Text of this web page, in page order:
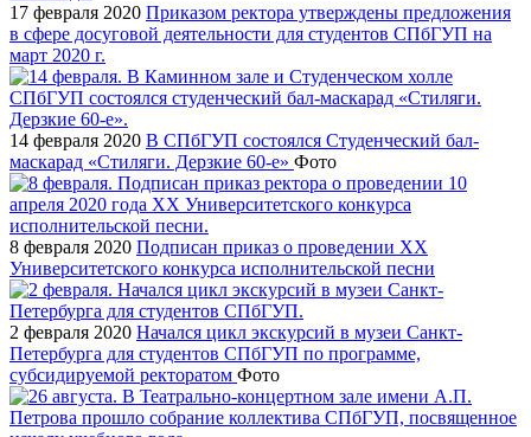
17 февраля 2020 Приказом ректора утверждены предложения
в сфере досуговой деятельности для студентов СПбГУП на
март 2020 г.
14 февраля 2020 В СПбГУП состоялся Студенческий бал-
маскарад «Стиляги. Дерзкие 60-е» Фото
8 февраля 2020 Подписан приказ о проведении XX
Университетского конкурса исполнительской песни
2 февраля 2020 Начался цикл экскурсий в музеи Санкт-
Петербурга для студентов СПбГУП по программе,
субсидируемой ректоратом Фото